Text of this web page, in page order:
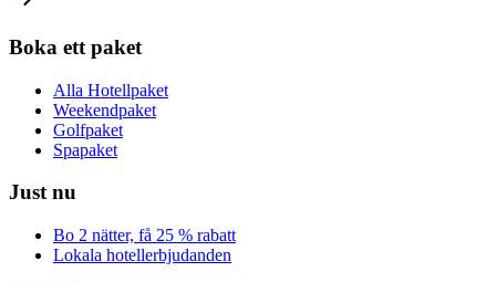
Boka ett paket
Alla Hotellpaket
Weekendpaket
Golfpaket
Spapaket
Just nu
Bo 2 nätter, få 25 % rabatt
Lokala hotellerbjudanden